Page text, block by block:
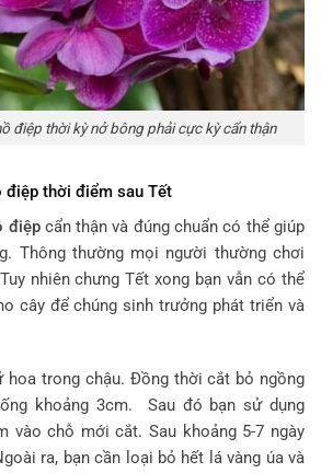
điệp thời kỳ nở bông phải cực kỳ cẩn thận
điệp thời điểm sau Tết
điệpcẩn thận và đúng chuẩn có thể giúp
Thông thường mọi người thường chơi
nhiên chưng Tết xong bạn vẫn có thể
cây để chúng sinh trưởng phát triển và
hoa trong chậu. Đồng thời cắt bỏ ngồng
khoảng 3cm. Sau đó bạn sử dụng
vào chỗ mới cắt. Sau khoảng 5-7 ngày
ra, bạn cần loại bỏ hết lá vàng úa và